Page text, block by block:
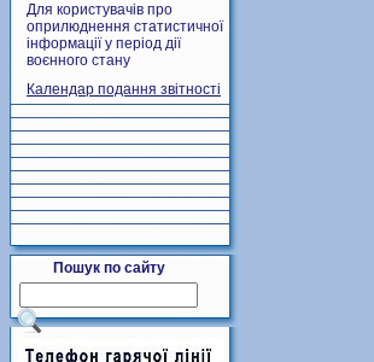
Для користувачів про
оприлюднення статистичної
інформації у період дії
воєнного стану
Календар подання звітності
Пошук по сайту